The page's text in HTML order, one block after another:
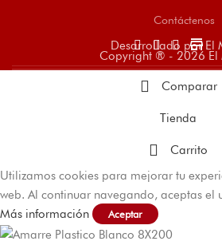
Contáctenos
store
Desarrollado por El
Copyright ® - 2026 El
Comparar
Tienda
Carrito
Utilizamos cookies para mejorar tu
web. Al continuar navegando, aceptas el
Más información
Aceptar